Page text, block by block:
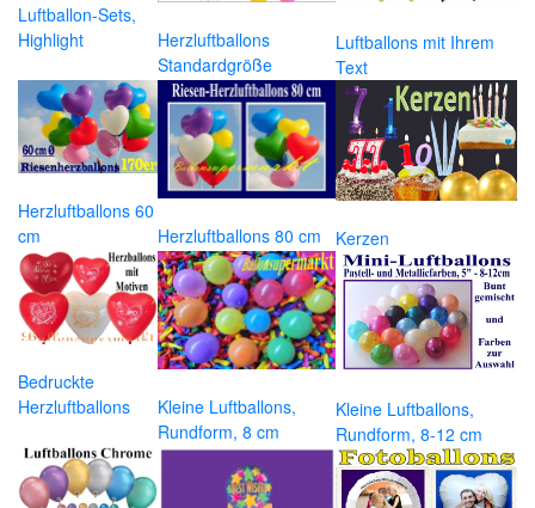
Luftballon-Sets,
Highlight
Herzluftballons
Standardgröße
Luftballons mit Ihrem
Text
Herzluftballons 60
cm
Herzluftballons 80 cm Kerzen
Bedruckte
Herzluftballons
Kleine Luftballons,
Rundform, 8 cm
Kleine Luftballons,
Rundform, 8-12 cm